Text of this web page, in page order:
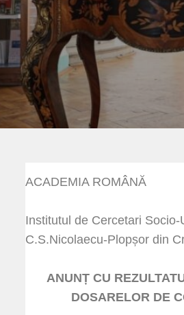
ACADEMIA ROMÂNĂ
Institutul de Cercetari Socio-
C.S.Nicolaecu-Plopșor din
ANUNȚ CU
DOSARELOR DE